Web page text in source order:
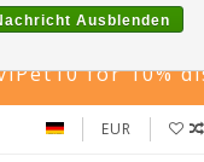
for 10%
EUR
Ausblenden